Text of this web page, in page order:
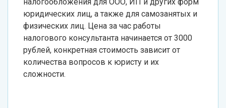
юридических лиц, а также для самозанятых и
физических лиц. Цена за час работы
налогового консультанта начинается от 3000
рублей, конкретная стоимость зависит от
количества вопросов к юристу и их
сложности.